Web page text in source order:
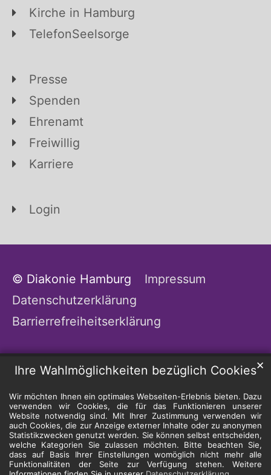
Ihre Wahlmöglichkeiten bezüglich Cookies
Wir möchten Ihnen ein optimales Webseiten-Erlebnis bieten. Dazu
verwenden wir Cookies, die für das Funktionieren unserer
Website notwendig sind. Mit Ihrer Zustimmung verwenden wir
auch Cookies, die zur Anzeige externer Inhalte oder zu anonymen
Statistikzwecken genutzt werden. Sie können selbst entscheiden,
welche Kategorien Sie zulassen möchten. Bitte beachten Sie,
dass auf Basis Ihrer Einstellungen womöglich nicht mehr alle
Funktionalitäten der Seite zur Verfügung stehen. Weitere
✕
Kirche in Hamburg
TelefonSeelsorge
Presse
Spenden
Ehrenamt
Freiwillig
Karriere
Login
© Diakonie Hamburg
Impressum
Datenschutzerklärung
Barrierrefreiheitserklärung